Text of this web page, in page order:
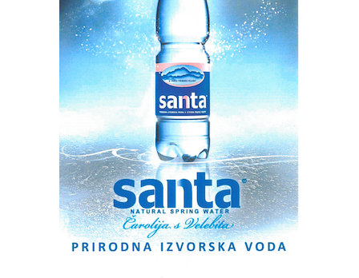
dovoljno vitamina D”, navodi dr. Pilitsis. Preporučuje
održavanje razine od najmanje 50 nanomola po litri krvi.
“To obično znači unos od 800 do 1000 međunarodnih
jedinica dnevno kroz prehranu ili dodatke”, objašnjava,
uz napomenu da su dobre namirnice masna riba,
obogaćeni mliječni proizvodi i žumanjci.
Osim vitamina D, važnu ulogu imaju i drugi nutrijenti
poput omega-3 masnih kiselina, kolina i vitamina B.
Nutricionistica Lona Sandon ističe: “Omega-3 masne
kiseline pomažu u smanjenju upala u mozgu. Kolin
pomaže u zaštiti staničnih membrana i očuvanju
strukture mozga.”